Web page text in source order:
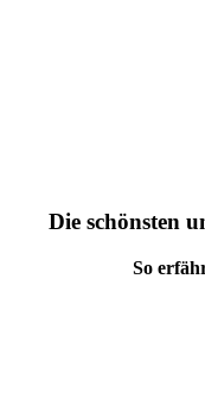
Die schönsten
So